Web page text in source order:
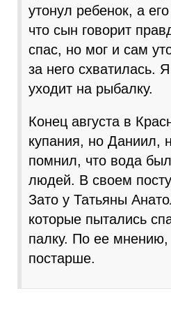
утонул ребенок, а
что сын говорит
спас, но мог и сам
за него схватилась.
уходит на рыбалку.
Конец августа в
купания, но Даниил,
помнил, что вода
людей. В своем
Зато у Татьяны
которые пытались
палку. По ее
постарше.